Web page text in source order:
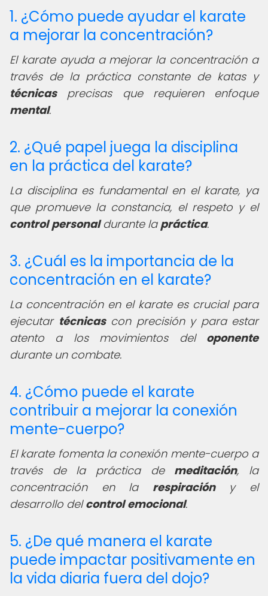
1. ¿Cómo puede ayudar el karate
a mejorar la concentración?
El karate ayuda a mejorar la concentración a
través de la práctica constante de katas y
técnicasprecisas que requieren enfoque
mental.
2. ¿Qué papel juega la disciplina
en la práctica del karate?
La disciplina es fundamental en el karate, ya
que promueve la constancia, el respeto y el
control personaldurante la práctica.
3. ¿Cuál es la importancia de la
concentración en el karate?
La concentración en el karate es crucial para
ejecutar técnicascon precisión y para estar
atento a los movimientos del oponente
durante un combate.
4. ¿Cómo puede el karate
contribuir a mejorar la conexión
mente-cuerpo?
El karate fomenta la conexión mente-cuerpo a
través de la práctica de meditación, la
concentración en la respiracióny el
desarrollo delcontrol emocional.
5. ¿De qué manera el karate
puede impactar positivamente en
la vida diaria fuera del dojo?